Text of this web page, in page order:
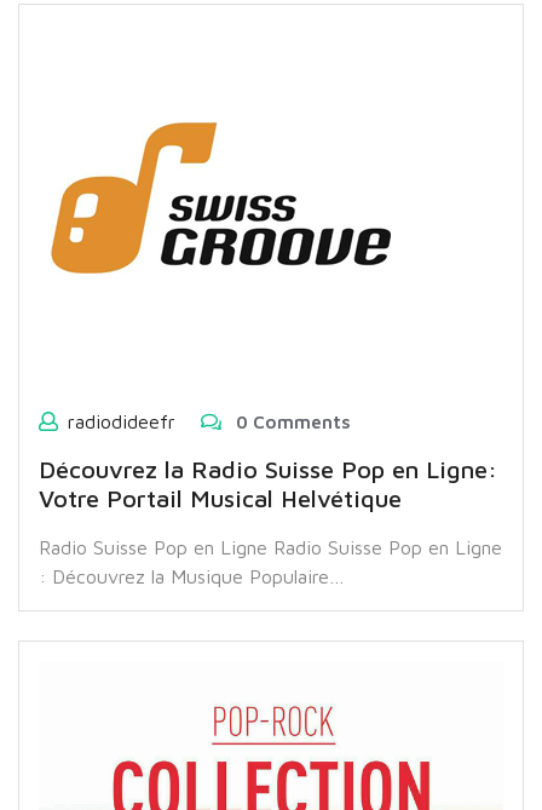
radiodideefr 0 Comments
Découvrez la Radio Suisse Pop en Ligne:
Votre Portail Musical Helvétique
Radio Suisse Pop en Ligne Radio Suisse Pop en Ligne
: Découvrez la Musique Populaire…